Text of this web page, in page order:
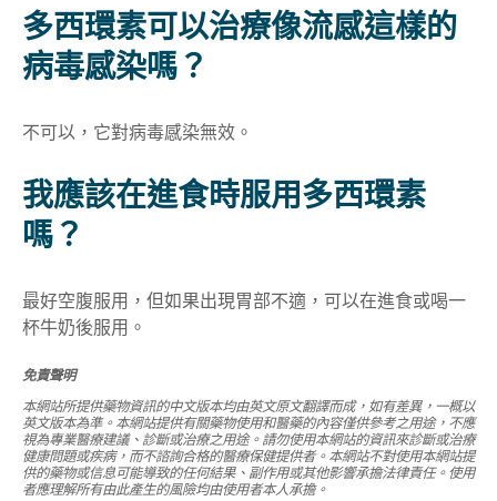
多西環素可以治療像流感這樣的
病毒感染嗎？
不可以，它對病毒感染無效。
我應該在進食時服用多西環素
嗎？
最好空腹服用，但如果出現胃部不適，可以在進食或喝一
杯牛奶後服用。
免責聲明
本網站所提供藥物資訊的中文版本均由英文原文翻譯而成，如有差異，一概以
英文版本為準。本網站提供有關藥物使用和醫藥的內容僅供參考之用途，不應
視為專業醫療建議、診斷或治療之用途。請勿使用本網站的資訊來診斷或治療
健康問題或疾病，而不諮詢合格的醫療保健提供者。本網站不對使用本網站提
供的藥物或信息可能導致的任何結果、副作用或其他影響承擔法律責任。使用
者應理解所有由此產生的風險均由使用者本人承擔。